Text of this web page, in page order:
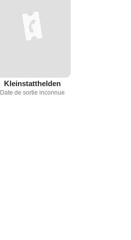
Kleinstatthelden
Date de sortie inconnue